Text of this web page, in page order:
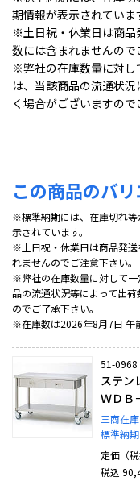
期情報が表示されていま
※土日祝・休業日は商品
数には含まれませんので
※弊社の在庫数量に対し
は、当該商品の流通状
く場合がございますので
この商品のバ
※標準納期には、在庫切れ
示されています。
※土日祝・休業日は商品発送
れませんのでご注意下さい。
※弊社の在庫数量に対して
品の流通状況等によって出
のでご了承下さい。
※在庫数は2026年8月7日 午
51-0968
ステン
ＷＤＢ
三商在庫
標準納期
定価（税
税込